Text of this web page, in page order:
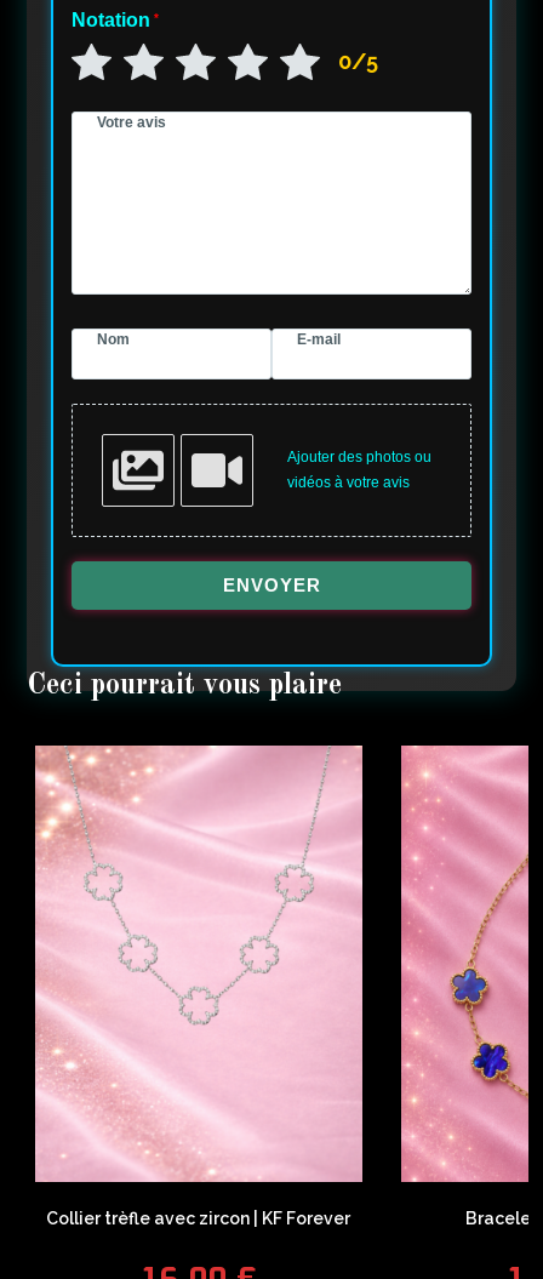
Notation *
0/5
Votre avis
Nom E-mail
Ajouter des photos ou
vidéos à votre avis
ENVOYER
Collier trèfle avec zircon | KF Forever Bracelet